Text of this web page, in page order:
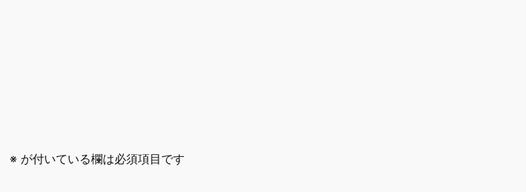
※ が付いている欄は必須項目です